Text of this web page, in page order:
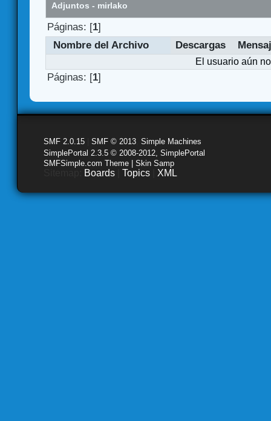
Adjuntos - mirlako
Páginas: [1]
Nombre del Archivo
Descargas
El usuario aún
Páginas: [1]
SMF 2.0.15 SMF © 2013 Simple Machines
SimplePortal 2.3.5 © 2008-2012, SimplePortal
SMFSimple.com Theme | Skin Samp
Boards Topics XML